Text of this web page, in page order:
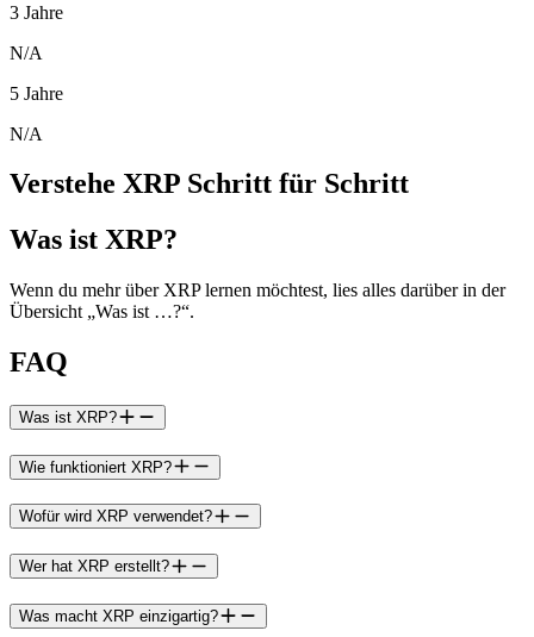
3 Jahre
N/A
5 Jahre
N/A
Verstehe XRP Schritt für Schritt
Was ist XRP?
Wenn du mehr über XRP lernen möchtest, lies alles darüber in der
Übersicht „Was ist …?“.
FAQ
Was ist XRP?
Wie funktioniert XRP?
Wofür wird XRP verwendet?
Wer hat XRP erstellt?
Was macht XRP einzigartig?